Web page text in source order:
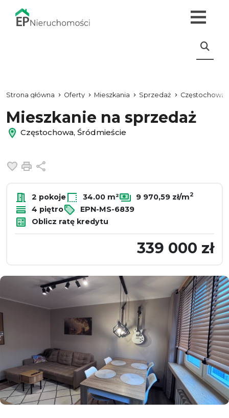
Strona główna Oferty Mieszkania Sprzedaż Częstochowa
Mieszkanie na sprzedaż
Częstochowa, Śródmieście
Dodaj do ulubionych
Drukuj
2 pokoje 34.00 m² 9 970,59 zł/m2
4 piętro
EPN-MS-6839
Oblicz ratę kredytu
339 000 zł